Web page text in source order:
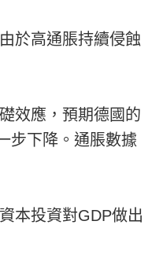
於高通脹持續侵蝕
效應，預期德國的
步下降。通脹數據
本投資對GDP做出